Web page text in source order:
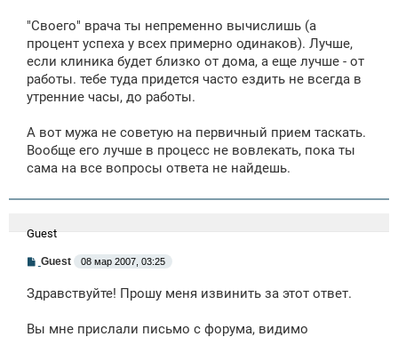
"Своего" врача ты непременно вычислишь (а
процент успеха у всех примерно одинаков). Лучше,
если клиника будет близко от дома, а еще лучше - от
работы. тебе туда придется часто ездить не всегда в
утренние часы, до работы.
А вот мужа не советую на первичный прием таскать.
Вообще его лучше в процесс не вовлекать, пока ты
сама на все вопросы ответа не найдешь.
Guest
С
б
н
Guest 08 мар 2007, 03:25
Здравствуйте! Прошу меня извинить за этот ответ.
Вы мне прислали письмо с форума, видимо